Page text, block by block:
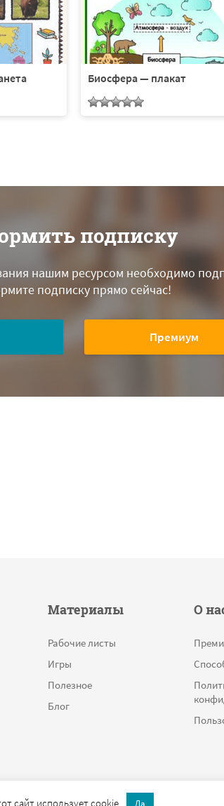
Биосфера — плакат
подписку
нашим ресурсом необходимо
подписку прямо сейчас!
Премиум
Материалы
Рабочие листы
Игры
Полезное
Блог
О
сайт использует cookie. Да